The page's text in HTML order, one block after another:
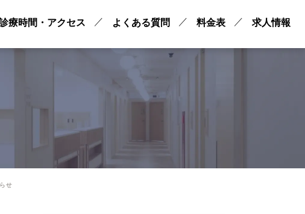
療時間・アクセス よくある質問 料金表 求人情報
せ